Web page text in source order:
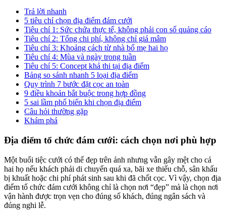
Trả lời nhanh
5 tiêu chí chọn địa điểm đám cưới
Tiêu chí 1: Sức chứa thực tế, không phải con số quảng cáo
Tiêu chí 2: Tổng chi phí, không chỉ giá mâm
Tiêu chí 3: Khoảng cách từ nhà bố mẹ hai họ
Tiêu chí 4: Mùa và ngày trong tuần
Tiêu chí 5: Concept khả thi tại địa điểm
Bảng so sánh nhanh 5 loại địa điểm
Quy trình 7 bước đặt cọc an toàn
9 điều khoản bắt buộc trong hợp đồng
5 sai lầm phổ biến khi chọn địa điểm
Câu hỏi thường gặp
Khám phá
Địa điểm tổ chức đám cưới: cách chọn nơi phù hợp
Một buổi tiệc cưới có thể đẹp trên ảnh nhưng vẫn gây mệt cho cả
hai họ nếu khách phải di chuyển quá xa, bãi xe thiếu chỗ, sân khấu
bị khuất hoặc chi phí phát sinh sau khi đã chốt cọc. Vì vậy, chọn địa
điểm tổ chức đám cưới không chỉ là chọn nơi “đẹp” mà là chọn nơi
vận hành được trọn vẹn cho đúng số khách, đúng ngân sách và
đúng nghi lễ.